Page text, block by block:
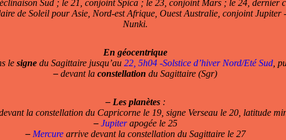
Sud ; le 21, conjoint Spica ; le 23, conjoint Mars ; le 24, dernier
de Soleil pour Asie, Nord-est Afrique, Ouest Australie, conjoint
Nunki.
En géocentrique
le signe du Sagittaire jusqu’au 22, 5h04 -Solstice d’hiver Nord/Eté Sud ,
– devant la constellation du Sagittaire (Sgr)
– Les planètes:
la constellation du Capricorne le 19, signe Verseau le 20, latitude
– Jupiterapogée le 25
– Mercurearrive devant la constellation du Sagittaire le 27